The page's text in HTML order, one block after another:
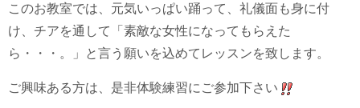
このお教室では、元気いっぱい踊って、礼儀面も身に付
け、チアを通して「素敵な女性になってもらえた
ら・・・。」と言う願いを込めてレッスンを致します。
ご興味ある方は、是非体験練習にご参加下さい